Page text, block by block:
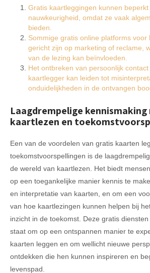
Gratis kaartleggingen kunnen
nauwkeurigheid, omdat ze vaak
bieden.
Sommige gratis online platforms voor
gericht zijn op marketing of reclame,
van de lezing kan beïnvloeden.
Het ontbreken van persoonlijk
kaartlegger kan leiden tot
onduidelijkheden in de ontvangen
Laagdrempelige
kaartlezen en
Een van de voordelen van gratis kaarten
toekomstvoorspellingen is de
de wereld van kaartlezen. Het biedt
op een toegankelijke manier kennis te
en interpretatie van kaarten, en om een
van hoe kaartlezingen kunnen helpen bij
inzicht in de toekomst. Deze gratis
staat om op een ontspannen manier te
kaarten leggen en om wellicht nieuwe
ontdekken die hen kunnen inspireren en
levenspad.